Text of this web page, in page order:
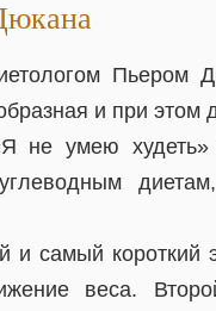
Пьером
и при этом
не умею
и самый короткий
веса.